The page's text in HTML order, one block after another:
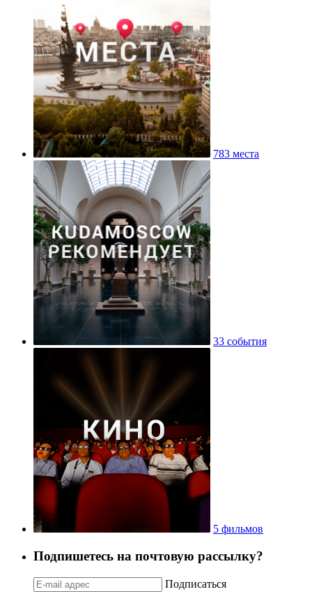
783 места
33 события
5 фильмов
Подпишетесь на почтовую рассылку?
Подписаться